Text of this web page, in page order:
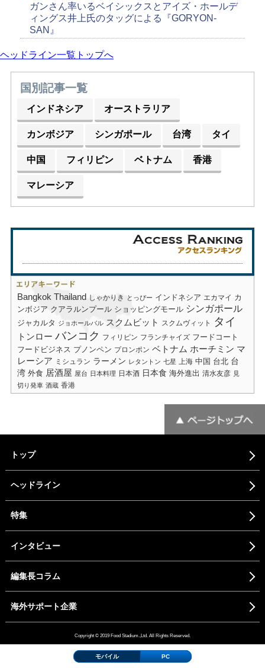
ガンさん率いるベイシックスとアイズ・ホールデ
ィングス井上氏のタッグによる『GORYON-
SAN』
ヘッドライン一覧トップへ
国別記事一覧
インドネシア オーストラリア
カンボジア シンガポール 台湾 タイ
中国 フィリピン ベトナム 香港
マレーシア
Bangkok Thailand しゃかりき とっぴー インドネシア エカマイ カ
ンボジア クアラルンプール ショッピングモール シンガポール
ジャカルタ ジョホールバル スクムビット スクムヴィット タイ
トンロー バンコク フィリピン フランチャイズ フードコート
フードビジネス プノンペン プロンポン ベトナム ホーチミン マ
レーシア ミシュラン ラーメン レタントン 七星 上海 中国 台北 台
湾 外食 居酒屋 屋台 日本料理 日本酒 日本食 海外進出 清水友彦 見
切り発車 酒蔵 香港
トップ
ヘッドライン
特集
インタビュー
編集長コラム
海外サポート企業
Copyright © 2019 Food Stadium.,Ltd. All Rights Reserved.
モバイル PC